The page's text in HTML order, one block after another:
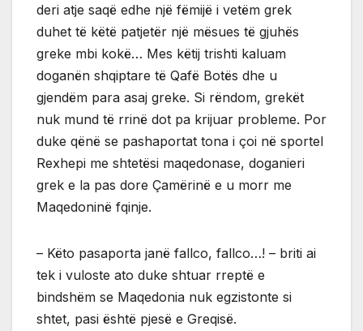
deri atje saqë edhe një fëmijë i vetëm grek
duhet të këtë patjetër një mësues të gjuhës
greke mbi kokë… Mes këtij trishti kaluam
doganën shqiptare të Qafë Botës dhe u
gjendëm para asaj greke. Si rëndom, grekët
nuk mund të rrinë dot pa krijuar probleme. Por
duke qënë se pashaportat tona i çoi në sportel
Rexhepi me shtetësi maqedonase, doganieri
grek e la pas dore Çamërinë e u morr me
Maqedoninë fqinje.
– Këto pasaporta janë fallco, fallco…! – briti ai
tek i vuloste ato duke shtuar rreptë e
bindshëm se Maqedonia nuk egzistonte si
shtet, pasi është pjesë e Greqisë.